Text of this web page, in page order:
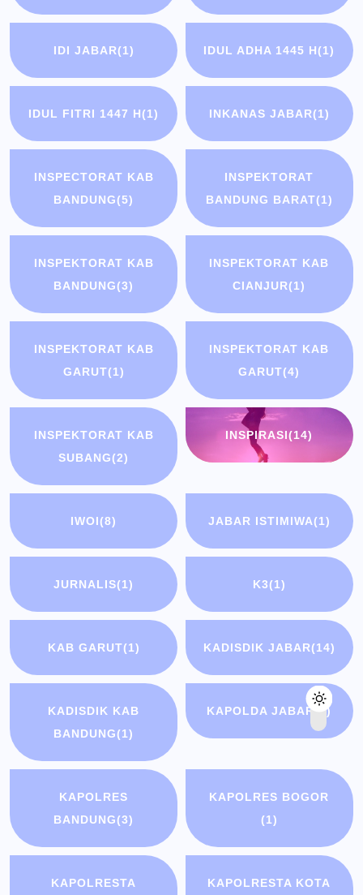
IDI JABAR(1) IDUL ADHA 1445 H(1)
IDUL FITRI 1447 H(1) INKANAS JABAR(1)
INSPECTORAT KAB
BANDUNG(5)
INSPEKTORAT
BANDUNG BARAT(1)
INSPEKTORAT KAB
BANDUNG(3)
INSPEKTORAT KAB
CIANJUR(1)
INSPEKTORAT KAB
GARUT(1)
INSPEKTORAT KAB
GARUT(4)
INSPEKTORAT KAB
SUBANG(2)
INSPIRASI(14)
IWOI(8) JABAR ISTIMIWA(1)
JURNALIS(1) K3(1)
KAB GARUT(1) KADISDIK JABAR(14)
KADISDIK KAB
BANDUNG(1)
KAPOLDA JABAR (1)
KAPOLRES
BANDUNG(3)
KAPOLRES BOGOR
(1)
KAPOLRESTA KAPOLRESTA KOTA